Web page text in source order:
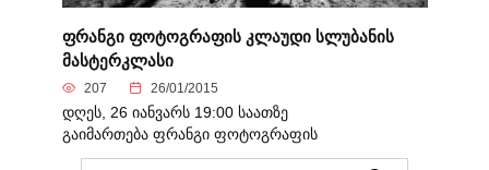
ფრანგი ფოტოგრაფის კლაუდი სლუბანის
მასტერკლასი
207 26/01/2015
დღეს, 26 იანვარს 19:00 საათზე
გაიმართება ფრანგი ფოტოგრაფის